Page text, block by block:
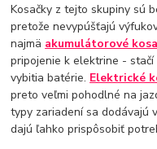
Kosačky z tejto skupiny sú
pretože nevypúšťajú
najmä akumulátorové
pripojenie k elektrine -
vybitia batérie. Elektrické
preto veľmi pohodlné na
typy zariadení sa dodávajú
dajú ľahko prispôsobiť